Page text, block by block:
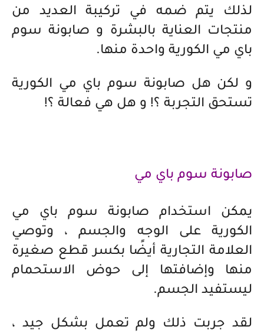
لذلك يتم ضمه في تركيبة العديد من
منتجات العناية بالبشرة و صابونة سوم
باي مي الكورية واحدة منها.
و لكن هل صابونة سوم باي مي الكورية
تستحق التجربة ؟! و هل هي فعالة ؟!
صابونة سوم باي مي
يمكن استخدام صابونة سوم باي مي
الكورية على الوجه والجسم ، وتوصي
العلامة التجارية أيضًا بكسر قطع صغيرة
منها وإضافتها إلى حوض الاستحمام
ليستفيد الجسم.
لقد جربت ذلك ولم تعمل بشكل جيد ،